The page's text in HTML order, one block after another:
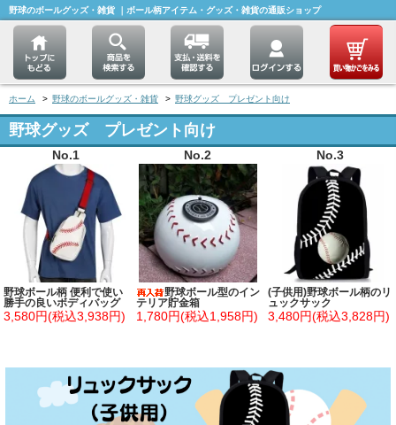
野球のボールグッズ・雑貨 ｜ボール柄アイテム・グッズ・雑貨の通販ショップ
ホーム > 野球のボールグッズ・雑貨 > 野球グッズ プレゼント向け
野球グッズ プレゼント向け
No.1
野球ボール柄 便利で使い
勝手の良いボディバッグ
3,580円(税込3,938円)
No.2
野球ボール型のイン
テリア貯金箱
1,780円(税込1,958円)
No.3
(子供用)野球ボール柄のリ
ュックサック
3,480円(税込3,828円)